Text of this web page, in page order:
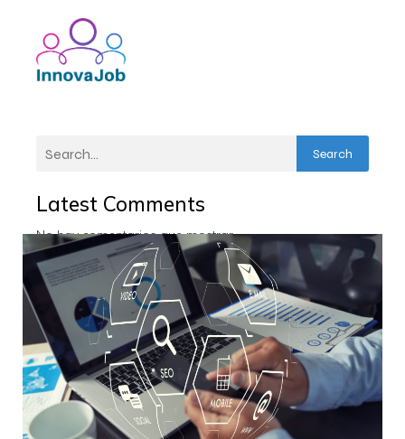
Search
Latest Comments
No hay comentarios que mostrar.